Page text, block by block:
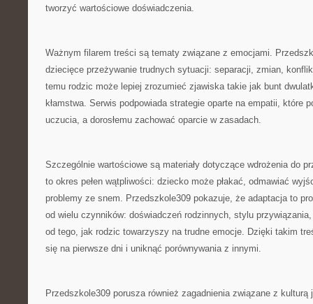
tworzyć wartościowe doświadczenia.
Ważnym filarem treści są tematy związane z emocjami.
dziecięce przeżywanie trudnych sytuacji: separacji, zmian,
temu rodzic może lepiej zrozumieć zjawiska takie jak bunt
kłamstwa. Serwis podpowiada strategie oparte na empatii, które
uczucia, a dorosłemu zachować oparcie w zasadach.
Szczególnie wartościowe są materiały dotyczące wdrożenia do
to okres pełen wątpliwości: dziecko może płakać, odmawiać
problemy ze snem. Przedszkole309 pokazuje, że adaptacja to
od wielu czynników: doświadczeń rodzinnych, stylu
od tego, jak rodzic towarzyszy na trudne emocje. Dzięki takim
się na pierwsze dni i uniknąć porównywania z innymi.
Przedszkole309 porusza również zagadnienia związane z